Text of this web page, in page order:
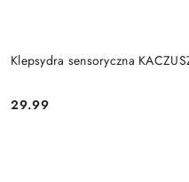
Klepsydra sensoryczna
Cena:
29.99